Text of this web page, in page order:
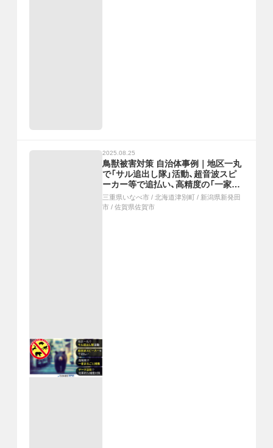
2025.08.25
鳥獣被害対策 自治体事例｜地区一丸
で「サル追出し隊」活動、超音波スピ
ーカー等で追払い、高精度の「一家ま
るごと捕獲」、データ活用で効果的な
捕獲対策
三重県いなべ市 / 北海道津別町 / 新潟県新発田
市 / 佐賀県佐賀市